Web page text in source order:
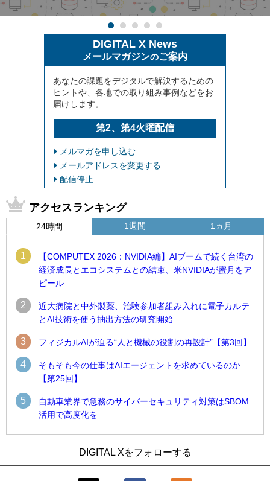
DIGITAL X News
メールマガジンのご案内
あなたの課題をデジタルで解決するための
ヒントや、各地での取り組み事例などをお
届けします。
第2、第4火曜配信
メルマガを申し込む
メールアドレスを変更する
配信停止
アクセスランキング
24時間
1
【COMPUTEX 2026：NVIDIA編】AIブームで続く台湾の
経済成長とエコシステムとの結束、米NVIDIAが蜜月をア
ピール
2
近大病院と中外製薬、治験参加者組み入れに電子カルテ
とAI技術を使う抽出方法の研究開始
3 フィジカルAIが迫る“人と機械の役割の再設計”【第3回】
4
そもそも今の仕事はAIエージェントを求めているのか
【第25回】
5
自動車業界で急務のサイバーセキュリティ対策はSBOM
活用で高度化を
1週間
技術を使う抽出方法の研究開始
Umios、消費者起点の販売計画策定に向けたAIシステムを本格
1ヵ月
合基盤を本格稼働
鹿島建設、鋼管柱へのコンクリート充填時の異常を検出する
DIGITAL Xをフォローする